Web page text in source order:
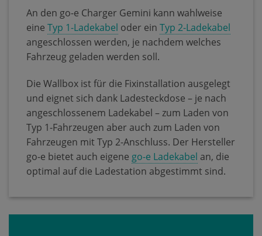
An den go-e Charger Gemini kann wahlweise
eine Typ 1-Ladekabel oder ein Typ 2-Ladekabel
angeschlossen werden, je nachdem welches
Fahrzeug geladen werden soll.
Die Wallbox ist für die Fixinstallation ausgelegt
und eignet sich dank Ladesteckdose – je nach
angeschlossenem Ladekabel – zum Laden von
Typ 1-Fahrzeugen aber auch zum Laden von
Fahrzeugen mit Typ 2-Anschluss. Der Hersteller
go-e bietet auch eigene go-e Ladekabel an, die
optimal auf die Ladestation abgestimmt sind.